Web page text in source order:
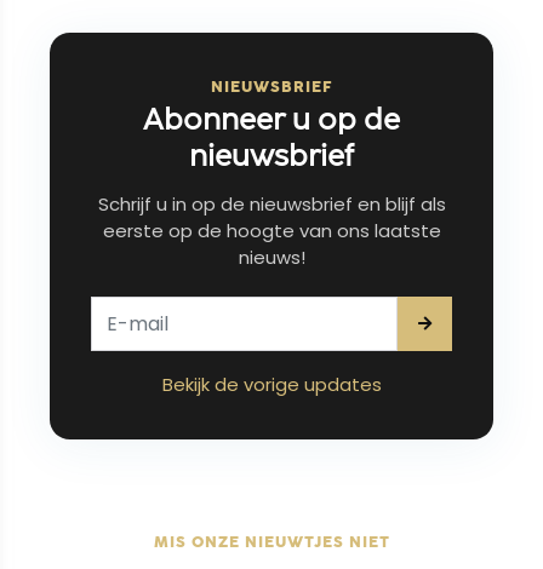
NIEUWSBRIEF
Abonneer u op de
nieuwsbrief
Schrijf u in op de nieuwsbrief en blijf als
eerste op de hoogte van ons laatste
nieuws!
Bekijk de vorige updates
MIS ONZE NIEUWTJES NIET